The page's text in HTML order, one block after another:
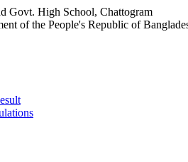
Govt. High School, Chattogram
of the People's Republic of